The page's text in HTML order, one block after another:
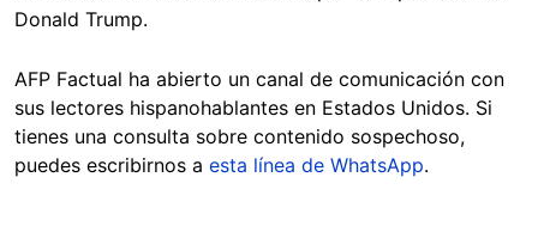
Donald Trump.
AFP Factual ha abierto un canal de comunicación con
sus lectores hispanohablantes en Estados Unidos. Si
tienes una consulta sobre contenido sospechoso,
puedes escribirnos a esta línea de WhatsApp.